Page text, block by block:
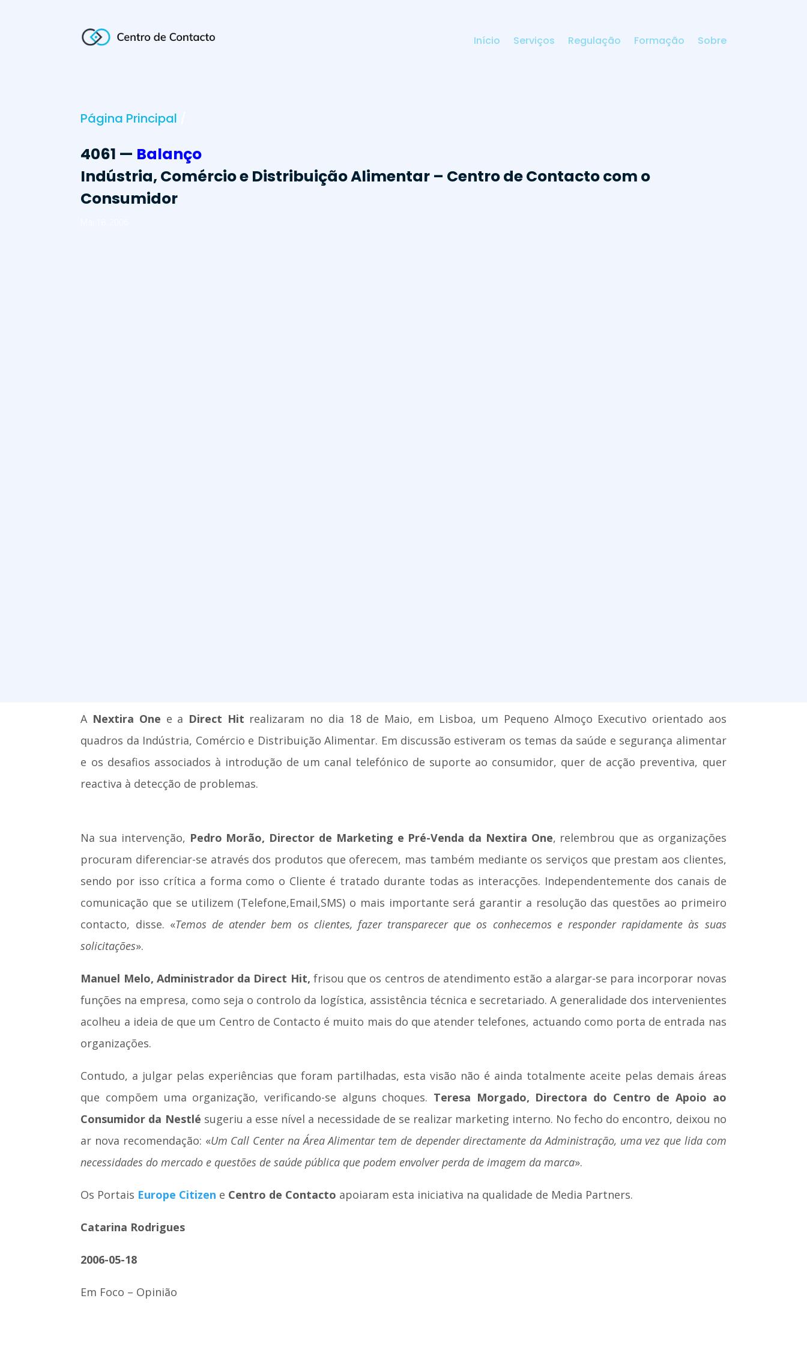
Início Serviços Regulação Formação Sobre
Página Principal
4061 — Balanço
Indústria, Comércio e Distribuição Alimentar – Centro de Contacto com o
Consumidor
A Nextira One e a Direct Hit realizaram no dia 18 de Maio, em Lisboa, um Pequeno Almoço Executivo orientado aos
quadros da Indústria, Comércio e Distribuição Alimentar. Em discussão estiveram os temas da saúde e segurança alimentar
e os desafios associados à introdução de um canal telefónico de suporte ao consumidor, quer de acção preventiva, quer
reactiva à detecção de problemas.
Na sua intervenção, Pedro Morão, Director de Marketing e Pré-Venda da Nextira One, relembrou que as organizações
procuram diferenciar-se através dos produtos que oferecem, mas também mediante os serviços que prestam aos clientes,
sendo por isso crítica a forma como o Cliente é tratado durante todas as interacções. Independentemente dos canais de
comunicação que se utilizem (Telefone,Email,SMS) o mais importante será garantir a resolução das questões ao primeiro
contacto, disse. «Temos de atender bem os clientes, fazer transparecer que os conhecemos e responder rapidamente às suas
solicitações».
Manuel Melo, Administrador da Direct Hit, frisou que os centros de atendimento estão a alargar-se para incorporar novas
funções na empresa, como seja o controlo da logística, assistência técnica e secretariado. A generalidade dos intervenientes
acolheu a ideia de que um Centro de Contacto é muito mais do que atender telefones, actuando como porta de entrada nas
organizações.
Contudo, a julgar pelas experiências que foram partilhadas, esta visão não é ainda totalmente aceite pelas demais áreas
que compõem uma organização, verificando-se alguns choques. Teresa Morgado, Directora do Centro de Apoio ao
Consumidor da Nestlé sugeriu a esse nível a necessidade de se realizar marketing interno. No fecho do encontro, deixou no
ar nova recomendação: «Um Call Center na Área Alimentar tem de depender directamente da Administração, uma vez que lida com
necessidades do mercado e questões de saúde pública que podem envolver perda de imagem da marca».
Os Portais Europe Citizen e Centro de Contacto apoiaram esta iniciativa na qualidade de Media Partners.
Catarina Rodrigues
2006-05-18
Em Foco – Opinião